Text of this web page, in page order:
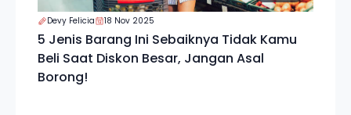
Devy Felicia 18 Nov 2025
5 Jenis Barang Ini Sebaiknya Tidak Kamu
Beli Saat Diskon Besar, Jangan Asal
Borong!